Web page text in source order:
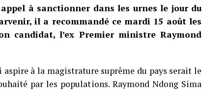
à sanctionner dans les urnes le jour du
il a recommandé ce mardi 15 août les
candidat, l’ex Premier ministre Raymond
aspire à la magistrature suprême du pays serait le
par les populations. Raymond Ndong Sima